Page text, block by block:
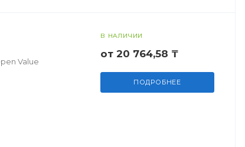
Value
В НАЛИЧИИ
от 20 764,58 ₸
ПОДРОБНЕЕ